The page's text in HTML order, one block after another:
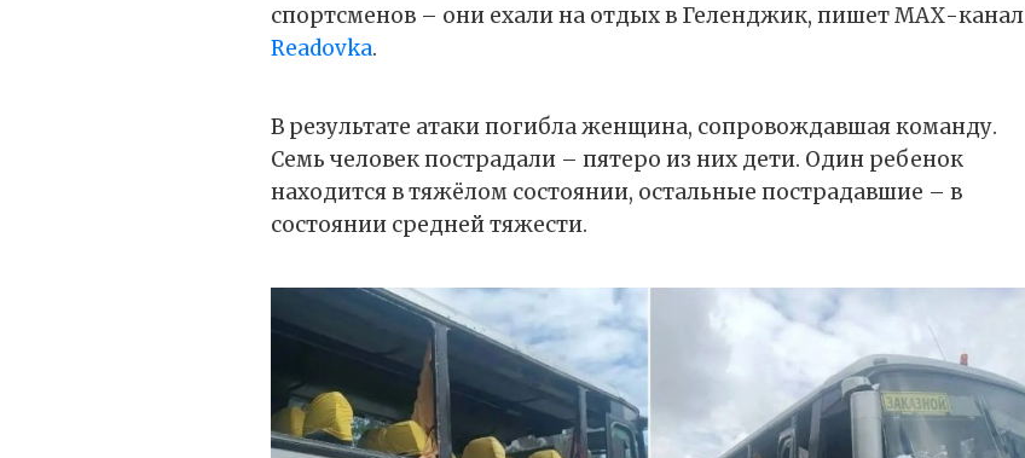
спортсменов – они ехали на отдых в Геленджик, пишет МАХ-канал
Readovka.
В результате атаки погибла женщина, сопровождавшая команду.
Семь человек пострадали – пятеро из них дети. Один ребенок
находится в тяжёлом состоянии, остальные пострадавшие – в
состоянии средней тяжести.